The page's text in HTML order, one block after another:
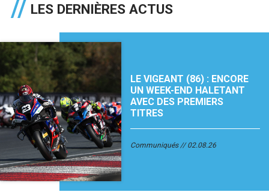
LES DERNIÈRES ACTUS
LE VIGEANT (86) : ENCORE
UN WEEK-END HALETANT
AVEC DES PREMIERS
TITRES
Communiqués 02.08.26